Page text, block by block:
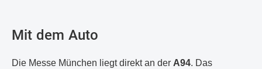
Mit dem Auto
Die Messe München liegt direkt an der A94. Das